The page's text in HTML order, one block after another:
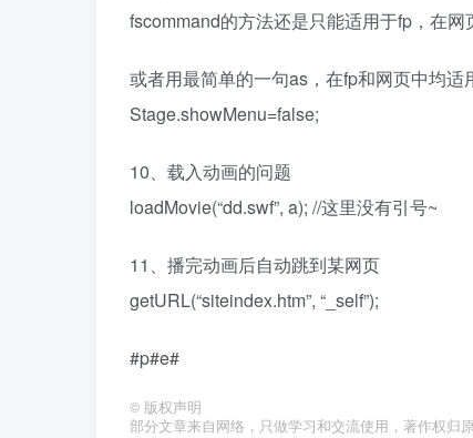
fscommand的方法还是只能适用于fp，在
或者用最简单的一句as，在fp和网页中均适
Stage.showMenu=false;
10、载入动画的问题
loadMovie(“dd.swf”, a); //这里没有引号~
11、播完动画后自动跳到某网页
getURL(“siteindex.htm”, “_self”);
#p#e#
© 版权声明
部分文章来自网络，只做学习和交流使用，著作权归